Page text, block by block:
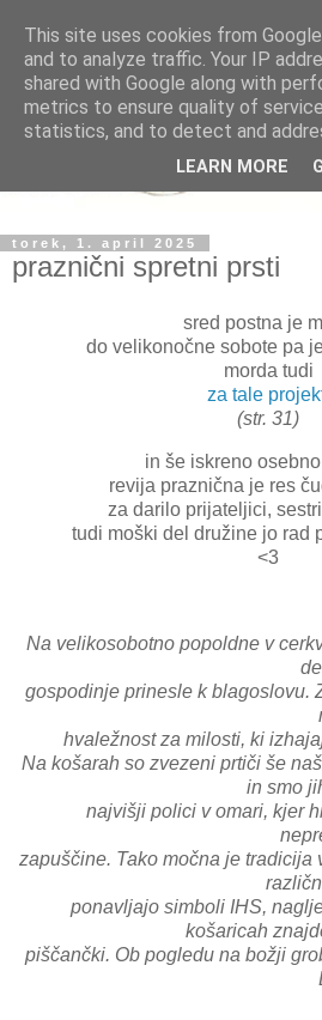
torek, 1. april 2025
praznični spretni prsti
sred postna je
do velikonočne sobote pa
morda tudi
za tale
(str. 31)
in še iskreno
revija praznična je res
za darilo prijateljici,
tudi moški del družine jo rad
<3
Na velikosobotno popoldne v
gospodinje prinesle k blagoslovu.
hvaležnost za milosti, ki
Na košarah so zvezeni prtiči še
in smo
najvišji polici v omari, kjer
zapuščine. Tako močna je tradicija
ponavljajo simboli IHS,
košaricah
piščančki. Ob pogledu na božji
This site uses cookies from
and to analyze traffic. Your IP
shared with Google along with
metrics to ensure quality of
statistics, and to detect and
LEARN MORE